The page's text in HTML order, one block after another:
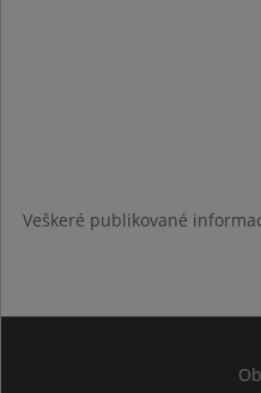
Veškeré publikované